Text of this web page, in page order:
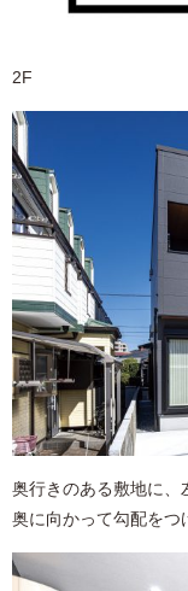
2F
奥行きのある敷地に、
奥に向かって勾配をつ